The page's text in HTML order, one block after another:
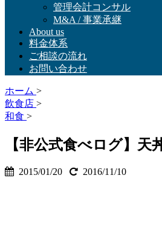
管理会計コンサル
M&A / 事業承継
About us
料金体系
ご相談の流れ
お問い合わせ
ホーム >
飲食店 >
和食 >
【非公式食べログ】
2015/01/20 2016/11/10